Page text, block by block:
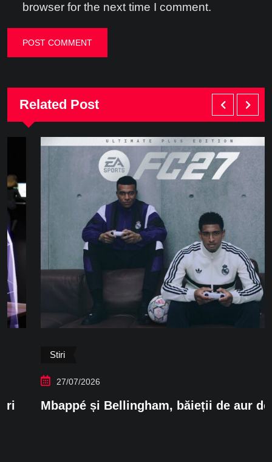
browser for the next time I comment.
Related Post
27/07/2026
Mbappé și Bellingham, băieții de aur de pe